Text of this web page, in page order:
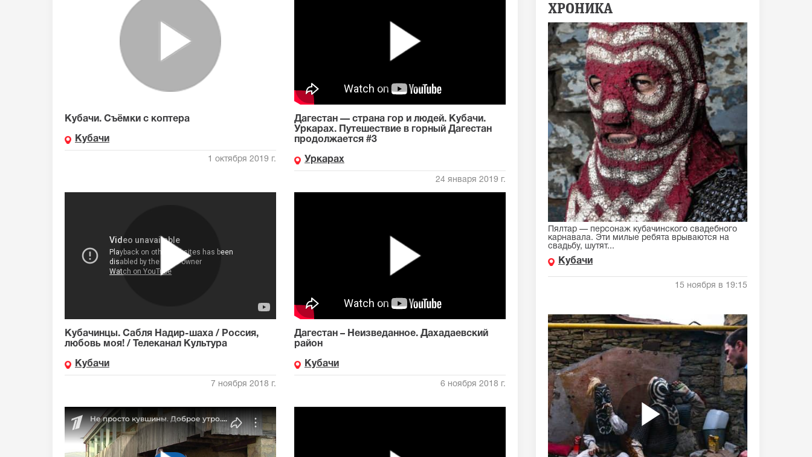
Кубачи. Съёмки с коптера
Кубачи
1 октября 2019 г.
Дагестан — страна гор и людей. Кубачи.
Уркарах. Путешествие в горный Дагестан
продолжается #3
Уркарах
24 января 2019 г.
Кубачинцы. Сабля Надир-шаха / Россия,
любовь моя! / Телеканал Культура
Кубачи
7 ноября 2018 г.
Дагестан – Неизведанное. Дахадаевский
район
Кубачи
6 ноября 2018 г.
ХРОНИКА
Пялтар — персонаж кубачинского свадебного
карнавала. Эти милые ребята врываются на
свадьбу, шутят...
Кубачи
15 ноября в 19:15